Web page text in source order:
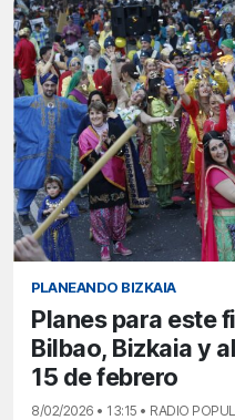
PLANEANDO BIZKAIA
Planes para este
Bilbao, Bizkaia y
15 de febrero
8/02/2026 • 13:15 • RADIO